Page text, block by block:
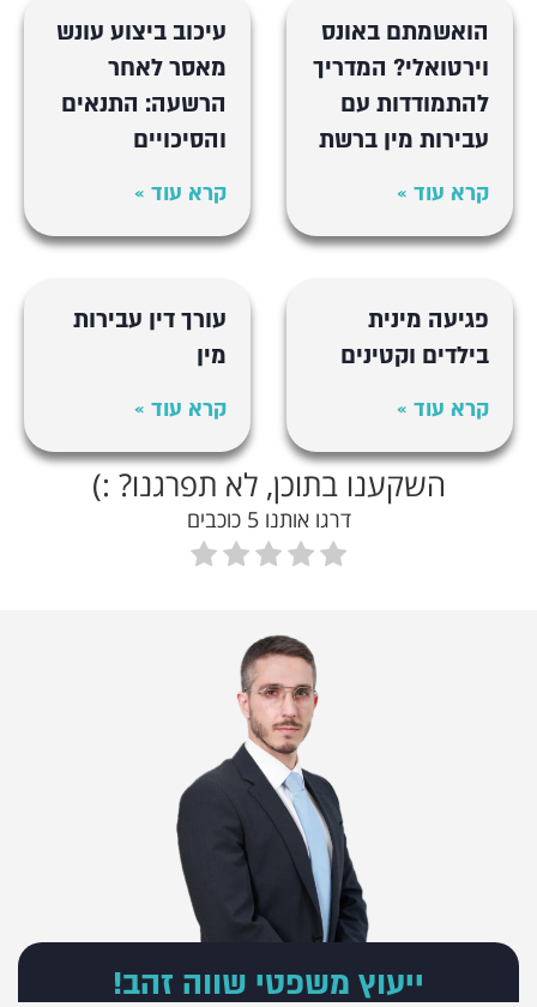
הואשמתם באונס
וירטואלי? המדריך
להתמודדות עם
עבירות מין ברשת
קרא עוד »
עיכוב ביצוע עונש
מאסר לאחר
הרשעה: התנאים
והסיכויים
קרא עוד »
פגיעה מינית
בילדים וקטינים
קרא עוד »
עורך דין עבירות
מין
קרא עוד »
השקענו בתוכן, לא תפרגנו? :)
דרגו אותנו 5 כוכבים
ייעוץ משפטי שווה זהב!